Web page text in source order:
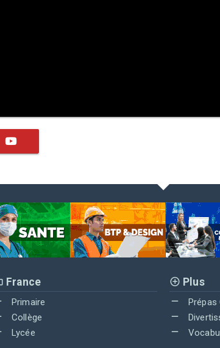
France
Primaire
Collège
Lycée
Plus
Prépas